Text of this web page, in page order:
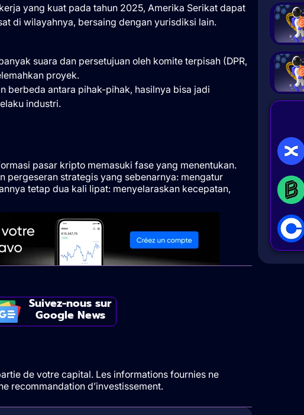
yang kuat pada tahun 2025, Amerika Serikat dapat
di wilayahnya, bersaing dengan yurisdiksi lain.
suara dan persetujuan oleh komite terpisah (DPR,
proyek.
berbeda antara pihak-pihak, hasilnya bisa jadi
industri.
pasar kripto memasuki fase yang menentukan.
pergeseran strategis yang sebenarnya: mengatur
tetap dua kali lipat: menyelaraskan kecepatan,
Suivez-nous sur
Google News
de votre capital. Les informations fournies ne
recommandation d’investissement.